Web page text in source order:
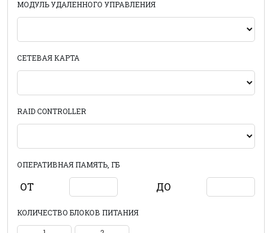
МОДУЛЬ УДАЛЕННОГО УПРАВЛЕНИЯ
СЕТЕВАЯ КАРТА
RAID CONTROLLER
ОПЕРАТИВНАЯ ПАМЯТЬ, ГБ
ОТ ДО
КОЛИЧЕСТВО БЛОКОВ ПИТАНИЯ